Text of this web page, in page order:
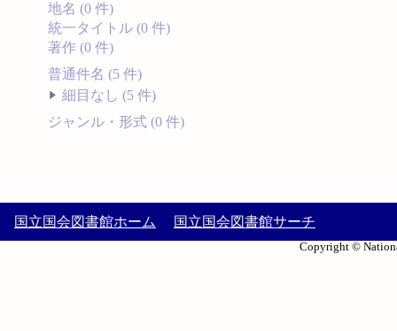
地名 (0 件)
統一タイトル (0 件)
著作 (0 件)
普通件名 (5 件)
細目なし (5 件)
ジャンル・形式 (0 件)
国立国会図書館ホーム 国立国会図書館サーチ
Copyright ©